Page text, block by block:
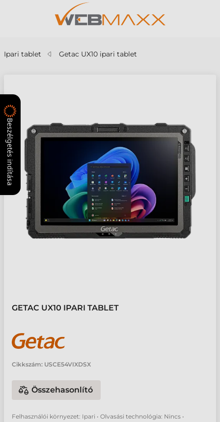
Ipari tablet Getac UX10 ipari tablet
GETAC UX10 IPARI TABLET
Cikkszám: USCE54VIXDSX
Összehasonlító
Felhasználói környezet: Ipari • Olvasási technológia: Nincs •
Beszélgetés indítása